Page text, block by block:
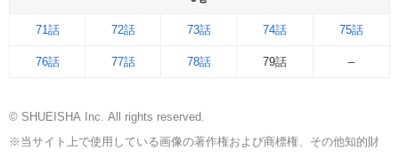
71話 72話 73話 74話 75話
76話 77話 78話 79話 –
© SHUEISHA Inc. All rights reserved.
※当サイト上で使用している画像の著作権および商標権、その他知的財